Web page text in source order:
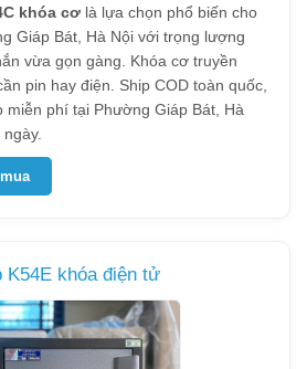
khóa cơ là lựa chọn phổ biến cho
Giáp Bát, Hà Nội với trọng lượng
vừa gọn gàng. Khóa cơ truyền
pin hay điện. Ship COD toàn quốc,
miễn phí tại Phường Giáp Bát, Hà
K54E khóa điện tử